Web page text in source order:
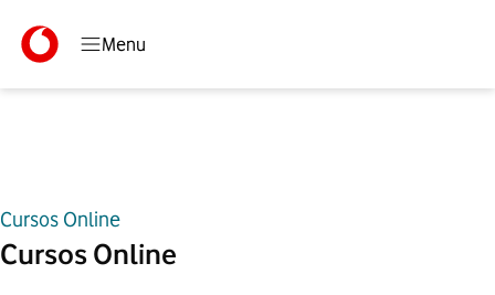
Menu
Cursos Online
Cursos Online